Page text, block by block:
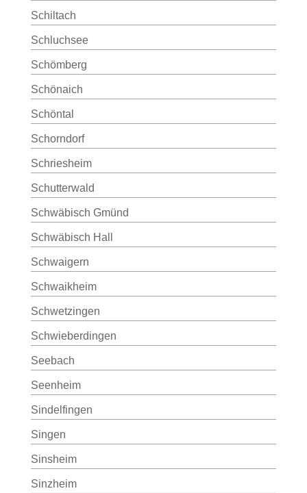
Schiltach
Schluchsee
Schömberg
Schönaich
Schöntal
Schorndorf
Schriesheim
Schutterwald
Schwäbisch Gmünd
Schwäbisch Hall
Schwaigern
Schwaikheim
Schwetzingen
Schwieberdingen
Seebach
Seenheim
Sindelfingen
Singen
Sinsheim
Sinzheim